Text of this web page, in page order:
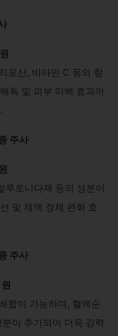
포산, 비타민 C 등의 항
독 및 피부 미백 효과까
주사
로니다제 등의 성분이
및 체액 정체 완화 효
주사
합이 가능하며, 혈액순
이 추가되어 더욱 강력